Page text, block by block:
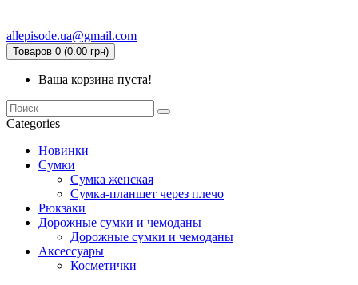
allepisode.ua@gmail.com
Товаров 0 (0.00 грн)
Ваша корзина пуста!
Categories
Новинки
Сумки
Сумка женская
Сумка-планшет через плечо
Рюкзаки
Дорожные сумки и чемоданы
Дорожные сумки и чемоданы
Аксессуары
Косметички